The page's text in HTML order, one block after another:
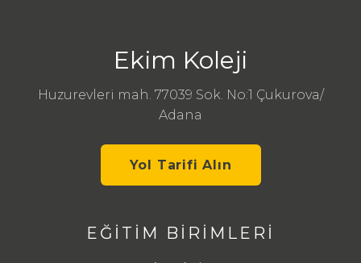
Ekim Koleji
Huzurevleri mah. 77039 Sok. No:1 Çukurova/
Adana
Yol Tarifi Alın
EĞİTİM BİRİMLERİ